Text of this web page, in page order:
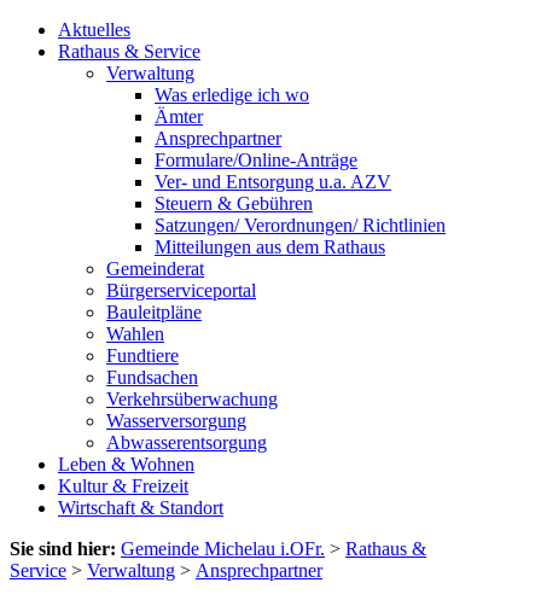
Aktuelles
Rathaus & Service
Verwaltung
Was erledige ich wo
Ämter
Ansprechpartner
Formulare/Online-Anträge
Ver- und Entsorgung u.a. AZV
Steuern & Gebühren
Satzungen/ Verordnungen/ Richtlinien
Mitteilungen aus dem Rathaus
Gemeinderat
Bürgerserviceportal
Bauleitpläne
Wahlen
Fundtiere
Fundsachen
Verkehrsüberwachung
Wasserversorgung
Abwasserentsorgung
Leben & Wohnen
Kultur & Freizeit
Wirtschaft & Standort
Sie sind hier: Gemeinde Michelau i.OFr. > Rathaus &
Service > Verwaltung > Ansprechpartner